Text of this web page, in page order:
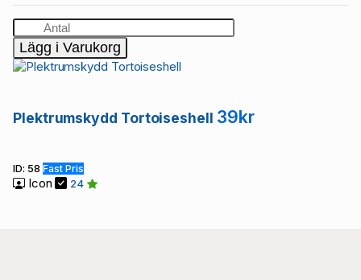
Lägg i Varukorg
Plektrumskydd Tortoiseshell 39kr
ID: 58 Fast Pris
Icon 24